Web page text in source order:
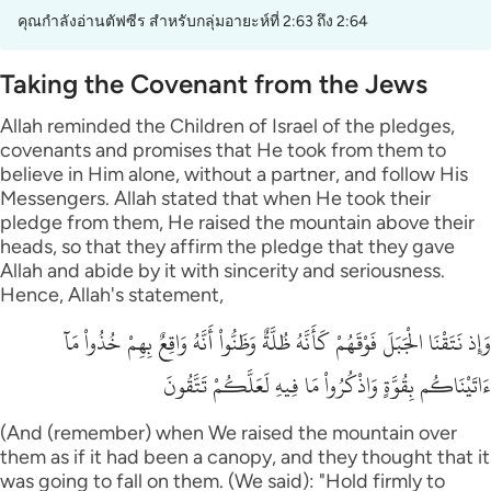
คุณกำลังอ่านตัฟซีร สำหรับกลุ่มอายะห์ที่ 2:63 ถึง 2:64
Taking the Covenant from the Jews
Allah reminded the Children of Israel of the pledges,
covenants and promises that He took from them to
believe in Him alone, without a partner, and follow His
Messengers. Allah stated that when He took their
pledge from them, He raised the mountain above their
heads, so that they affirm the pledge that they gave
Allah and abide by it with sincerity and seriousness.
Hence, Allah's statement,
وَإِذ نَتَقْنَا الْجَبَلَ فَوْقَهُمْ كَأَنَّهُ ظُلَّةٌ وَظَنُّواْ أَنَّهُ وَاقِعٌ بِهِمْ خُذُواْ مَآ
ءَاتَيْنَاكُم بِقُوَّةٍ وَاذْكُرُواْ مَا فِيهِ لَعَلَّكُمْ تَتَّقُونَ
(And (remember) when We raised the mountain over
them as if it had been a canopy, and they thought that it
was going to fall on them. (We said): "Hold firmly to